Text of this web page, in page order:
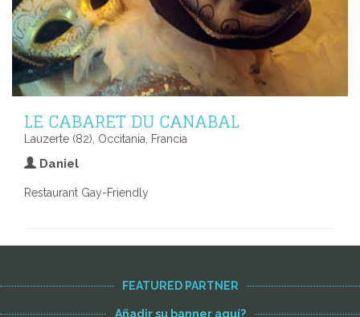
LE CABARET DU CANABAL
Lauzerte (82), Occitania, Francia
Daniel
Restaurant Gay-Friendly
FEATURED PARTNER
Añadir su banner aquí?